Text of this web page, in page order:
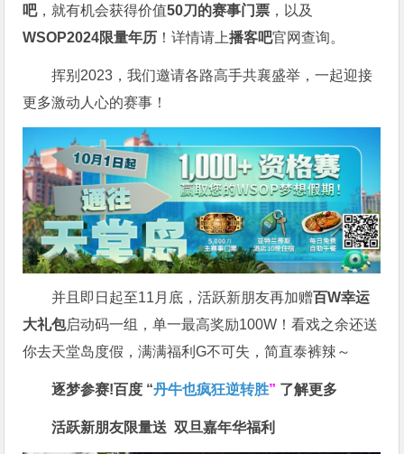
吧，就有机会获得价值50刀的赛事门票 ，以及
WSOP2024限量年历 ！详情请上播客吧官网查询。
挥别2023，我们邀请各路高手共襄盛举，一起迎接
更多激动人心的赛事！
并且即日起至11月底，活跃新朋友再加赠百W幸运
大礼包启动码一组，单一最高奖励100W！看戏之余还送
你去天堂岛度假，满满福利G不可失，简直泰裤辣～
逐梦参赛!百度 “丹牛也疯狂逆转胜” 了解更多
活跃新朋友限量送双旦嘉年华福利